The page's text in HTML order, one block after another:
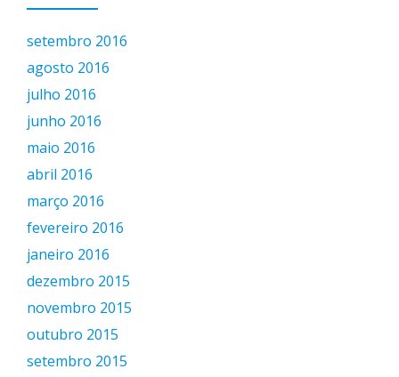
setembro 2016
agosto 2016
julho 2016
junho 2016
maio 2016
abril 2016
março 2016
fevereiro 2016
janeiro 2016
dezembro 2015
novembro 2015
outubro 2015
setembro 2015